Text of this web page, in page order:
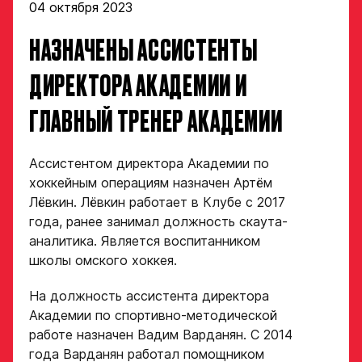
04 октября 2023
НАЗНАЧЕНЫ АССИСТЕНТЫ
ДИРЕКТОРА АКАДЕМИИ И
ГЛАВНЫЙ ТРЕНЕР АКАДЕМИИ
Ассистентом директора Академии по
хоккейным операциям назначен Артём
Лёвкин. Лёвкин работает в Клубе с 2017
года, ранее занимал должность скаута-
аналитика. Является воспитанником
школы омского хоккея.
На должность ассистента директора
Академии по спортивно-методической
работе назначен Вадим Варданян. С 2014
года Варданян работал помощником
Заявка
на просмотр
Академию
«Авангард»
Форма только
2007 г. р. — набор
закрыт
ФИО игрока